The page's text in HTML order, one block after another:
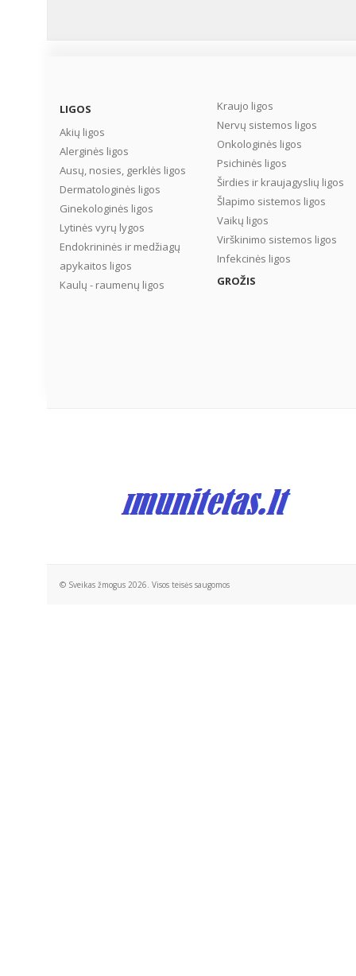
LIGOS
Akių ligos
Alerginės ligos
Ausų, nosies, gerklės ligos
Dermatologinės ligos
Ginekologinės ligos
Lytinės vyrų lygos
Endokrininės ir medžiagų
apykaitos ligos
Kaulų - raumenų ligos
Kraujo ligos
Nervų sistemos ligos
Onkologinės ligos
Psichinės ligos
Širdies ir kraujagyslių ligos
Šlapimo sistemos ligos
Vaikų ligos
Virškinimo sistemos ligos
Infekcinės ligos
GROŽIS
© Sveikas žmogus 2026. Visos teisės saugomos